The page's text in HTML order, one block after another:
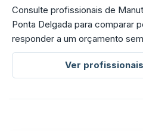
Consulte profissionais de
Ponta Delgada para comparar
responder a um orçamento
Ver